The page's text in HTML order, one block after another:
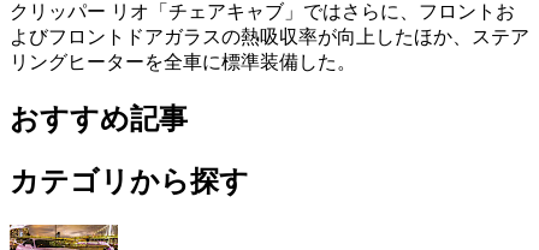
クリッパー リオ「チェアキャブ」ではさらに、フロントお
よびフロントドアガラスの熱吸収率が向上したほか、ステア
リングヒーターを全車に標準装備した。
おすすめ記事
カテゴリから探す